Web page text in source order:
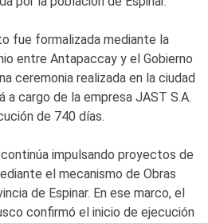
fue formalizada mediante la
entre Antapaccay y el Gobierno
ceremonia realizada en la ciudad
a cargo de la empresa JAST S.A.
de 740 días.
impulsando proyectos de
el mecanismo de Obras
de Espinar. En ese marco, el
confirmó el inicio de ejecución